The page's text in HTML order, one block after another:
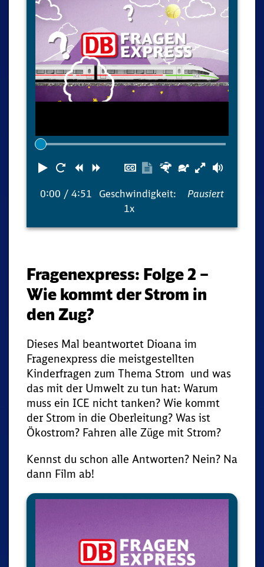
Player
Abspielen
Neustart
ZurückVorwärtsUntertitel
Transkription
Schneller
Langsamer
0:00 / 4:51
Geschwindigkeit:
1x
Pausiert
Fragenexpress: Folge 2 –
Wie kommt der Strom in
den Zug?
Dieses Mal beantwortet Dioana im
Fragenexpress die meistgestellten
Kinderfragen zum Thema Strom und was
das mit der Umwelt zu tun hat: Warum
muss ein ICE nicht tanken? Wie kommt
der Strom in die Oberleitung? Was ist
Ökostrom? Fahren alle Züge mit Strom?
Kennst du schon alle Antworten? Nein? Na
dann Film ab!